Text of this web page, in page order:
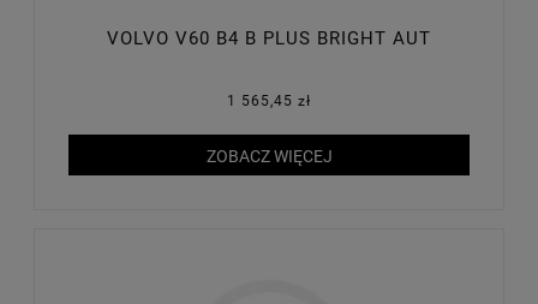
VOLVO V60 B4 B PLUS BRIGHT AUT
1 565,45 zł
ZOBACZ WIĘCEJ